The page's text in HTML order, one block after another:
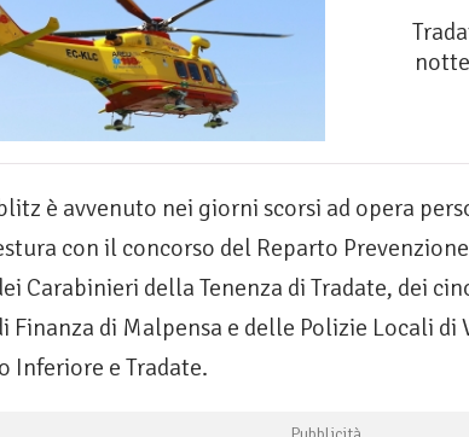
è avvenuto nei giorni scorsi ad opera
con il concorso del Reparto
Carabinieri della Tenenza di Tradate, dei
Finanza di Malpensa e delle Polizie Locali di
Inferiore e Tradate.